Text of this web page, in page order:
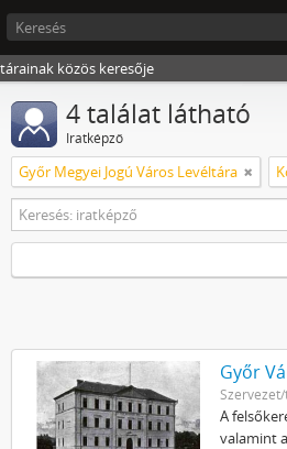
közös keresője
4 találat látható
Iratképző
Győr Megyei Jogú Város Levéltára
Győr
A
valamint